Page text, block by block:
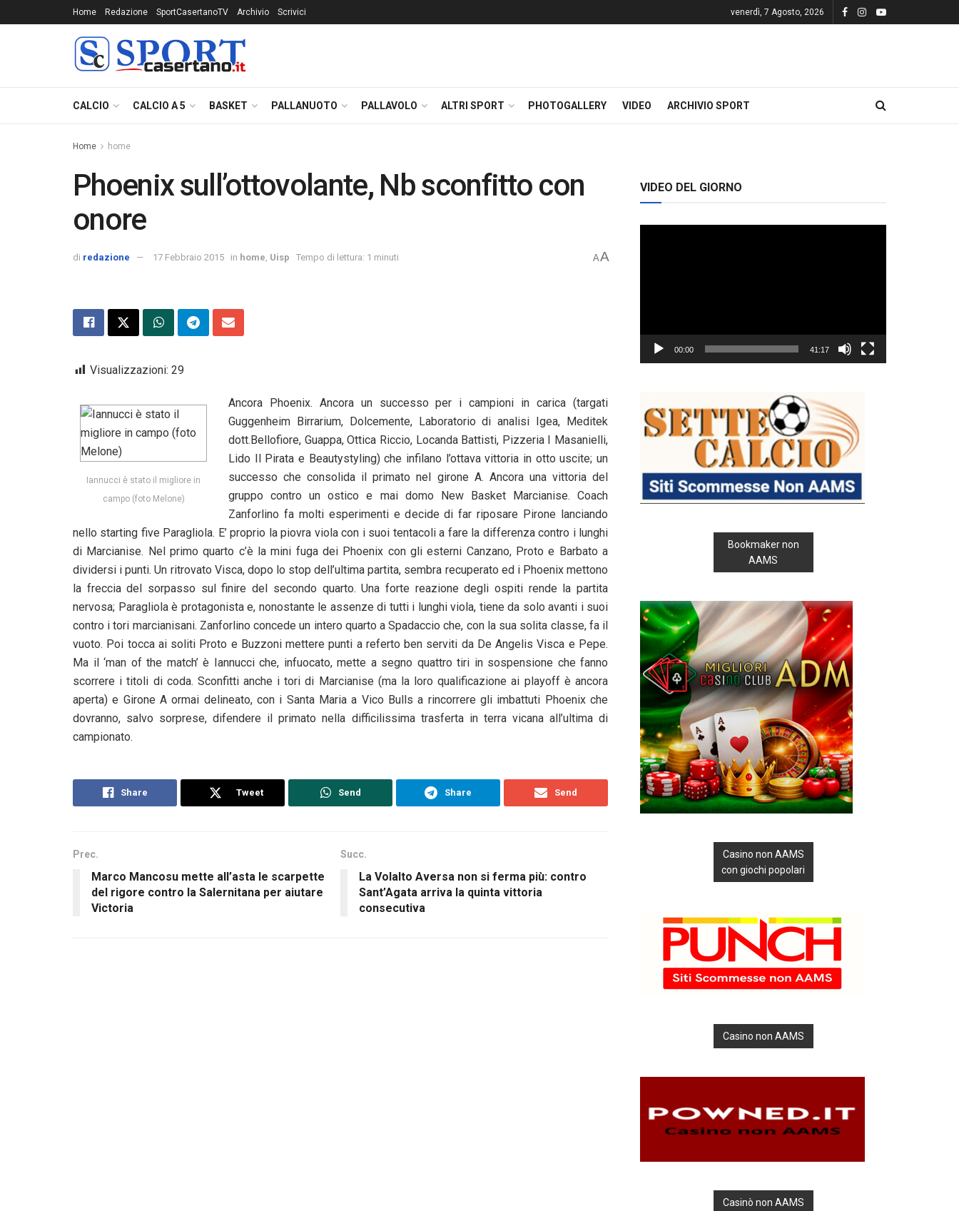
Home Redazione SportCasertanoTV Archivio Scrivici venerdì, 7 Agosto, 2026
CALCIO CALCIO A 5 BASKET PALLANUOTO PALLAVOLO ALTRI SPORT PHOTOGALLERY VIDEO ARCHIVIO SPORT
Home home
Phoenix sull’ottovolante, Nb sconfitto con
onore
di redazione 17 Febbraio 2015 in home Uisp Tempo di lettura: 1 minuti AA
Visualizzazioni: 29
Iannucci è stato il migliore in
campo (foto Melone)
Ancora Phoenix. Ancora un successo per i campioni in carica (targati
Guggenheim Birrarium, Dolcemente, Laboratorio di analisi Igea, Meditek
dott.Bellofiore, Guappa, Ottica Riccio, Locanda Battisti, Pizzeria I Masanielli,
Lido Il Pirata e Beautystyling) che infilano l’ottava vittoria in otto uscite; un
successo che consolida il primato nel girone A. Ancora una vittoria del
gruppo contro un ostico e mai domo New Basket Marcianise. Coach
Zanforlino fa molti esperimenti e decide di far riposare Pirone lanciando
nello starting five Paragliola. E’ proprio la piovra viola con i suoi tentacoli a fare la differenza contro i lunghi
di Marcianise. Nel primo quarto c’è la mini fuga dei Phoenix con gli esterni Canzano, Proto e Barbato a
dividersi i punti. Un ritrovato Visca, dopo lo stop dell’ultima partita, sembra recuperato ed i Phoenix mettono
la freccia del sorpasso sul finire del secondo quarto. Una forte reazione degli ospiti rende la partita
nervosa; Paragliola è protagonista e, nonostante le assenze di tutti i lunghi viola, tiene da solo avanti i suoi
contro i tori marcianisani. Zanforlino concede un intero quarto a Spadaccio che, con la sua solita classe, fa il
vuoto. Poi tocca ai soliti Proto e Buzzoni mettere punti a referto ben serviti da De Angelis Visca e Pepe.
Ma il ‘man of the match’ è Iannucci che, infuocato, mette a segno quattro tiri in sospensione che fanno
scorrere i titoli di coda. Sconfitti anche i tori di Marcianise (ma la loro qualificazione ai playoff è ancora
aperta) e Girone A ormai delineato, con i Santa Maria a Vico Bulls a rincorrere gli imbattuti Phoenix che
dovranno, salvo sorprese, difendere il primato nella difficilissima trasferta in terra vicana all’ultima di
campionato.
Share Tweet Send Share Send
Prec.
Marco Mancosu mette all’asta le scarpette
del rigore contro la Salernitana per aiutare
Victoria
Succ.
La Volalto Aversa non si ferma più: contro
Sant’Agata arriva la quinta vittoria
consecutiva
VIDEO DEL GIORNO
00:00 41:17
Bookmaker non
AAMS
Casino non AAMS
con giochi popolari
Casino non AAMS
Casinò non AAMS